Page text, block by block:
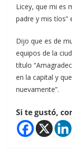
Licey, que mi es
padre y mis tíos”
Dijo que es de
equipos de la
título
en la capital y
nuevamente”.
Si te gustó,